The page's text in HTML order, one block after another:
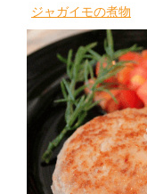
ジャガイモの煮物